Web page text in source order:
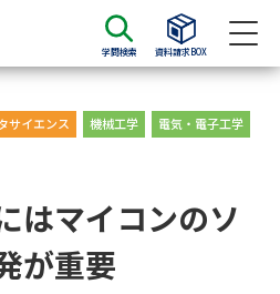
学問検索 資料請求BOX
資料検索
請求
学部・学科パンフ
サイエンス 機械工学
電気・電子工学
はマイコンのソ
が重要